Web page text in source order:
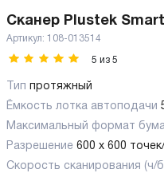
Сканер Plustek
Артикул: 108-013514
5 из 5
Тип
протяжный
Ёмкость лотка автоподачи
Максимальный формат
Разрешение 600 x 600
Скорость сканирования (ч/